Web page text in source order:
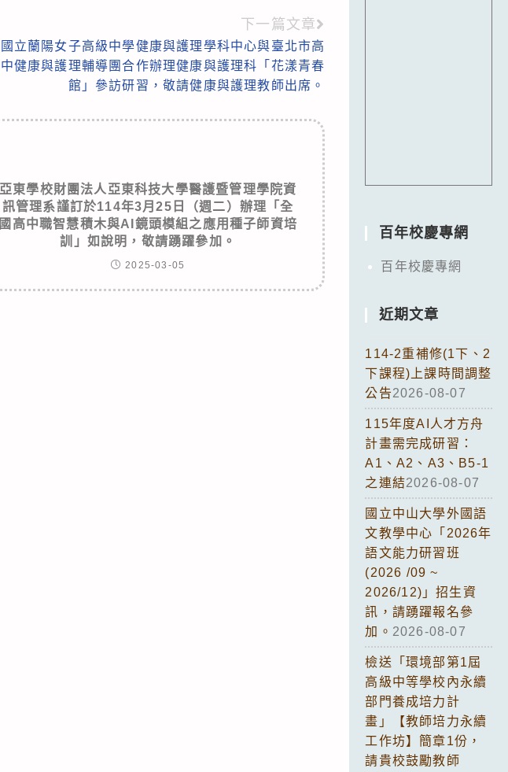
下一篇文章
國立蘭陽女子高級中學健康與護理學科中心與臺北市高
中健康與護理輔導團合作辦理健康與護理科「花漾青春
館」參訪研習，敬請健康與護理教師出席。
亞東學校財團法人亞東科技大學醫護暨管理學院資
訊管理系謹訂於114年3月25日（週二）辦理「全
國高中職智慧積木與AI鏡頭模組之應用種子師資培
訓」如說明，敬請踴躍參加。
2025-03-05
百年校慶專網
百年校慶專網
近期文章
114-2重補修(1下、2
下課程)上課時間調整
公告2026-08-07
115年度AI人才方舟
計畫需完成研習：
A1、A2、A3、B5-1
之連結2026-08-07
國立中山大學外國語
文教學中心「2026年
語文能力研習班
(2026 /09 ~
2026/12)」招生資
訊，請踴躍報名參
加。 2026-08-07
檢送「環境部第1屆
高級中等學校內永續
部門養成培力計
畫」【教師培力永續
工作坊】簡章1份，
請貴校鼓勵教師